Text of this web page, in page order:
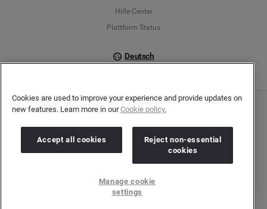
Hilfe-Center
Plattform Status
Deutsch
Copyright © 2026 Brandwatch. Alle Rechte vorbehalten. De-Saint-Exupéry-Straße 10,
Umsatzsteuer-Identifikationsnummer: DE278408482
Cookies are used to improve your experience and provide updates on
new features. Learn more in ourCookie policy.
Accept all cookies
Reject non-essential
cookies
Manage cookie
settings